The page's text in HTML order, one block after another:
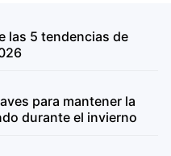
las 5 tendencias de
para mantener la
durante el invierno